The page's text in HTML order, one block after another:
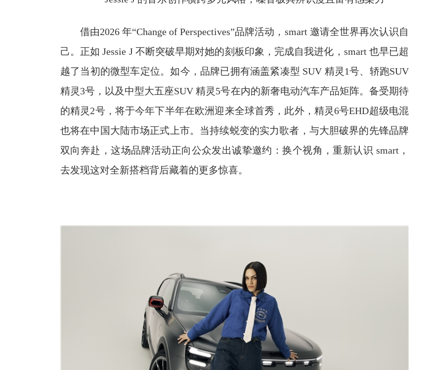
借由2026 年“Change of Perspectives”品牌活动，smart 邀请全世界再次认识自
己。正如 Jessie J 不断突破早期对她的刻板印象，完成自我进化，smart 也早已超
越了当初的微型车定位。如今，品牌已拥有涵盖紧凑型 SUV 精灵1号、轿跑SUV
精灵3号，以及中型大五座SUV 精灵5号在内的新奢电动汽车产品矩阵。备受期待
的精灵2号，将于今年下半年在欧洲迎来全球首秀，此外，精灵6号EHD超级电混
也将在中国大陆市场正式上市。当持续蜕变的实力歌者，与大胆破界的先锋品牌
双向奔赴，这场品牌活动正向公众发出诚挚邀约：换个视角，重新认识 smart，
去发现这对全新搭档背后藏着的更多惊喜。